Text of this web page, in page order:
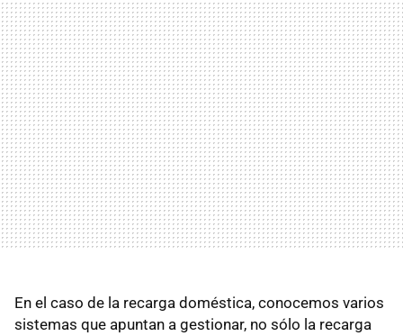
En el caso de la recarga doméstica, conocemos varios
sistemas que apuntan a gestionar, no sólo la recarga